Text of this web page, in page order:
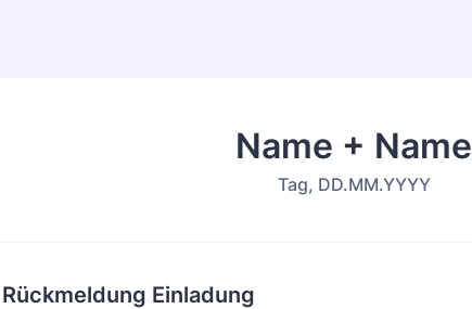
Name + Name
Tag, DD.MM.YYYY
Rückmeldung Einladung